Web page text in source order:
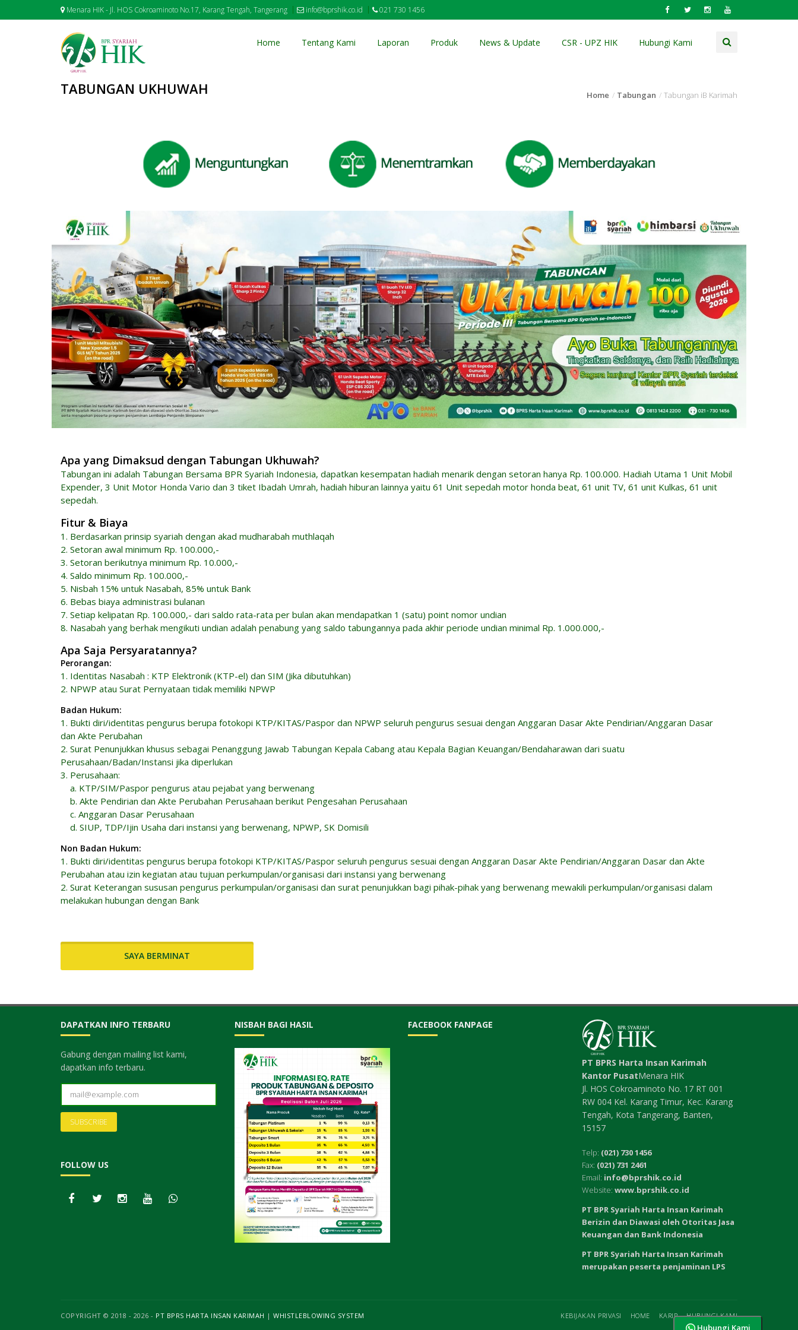
Menara HIK - Jl. HOS Cokroaminoto No.17, Karang Tengah, Tangerang info@bprshik.co.id 021 730 1456
Home Tentang Kami Laporan Produk News & Update CSR - UPZ HIK Hubungi Kami
TABUNGAN UKHUWAH Home Tabungan Tabungan iB Karimah
Apa yang Dimaksud dengan Tabungan Ukhuwah?
Tabungan ini adalah Tabungan Bersama BPR Syariah Indonesia, dapatkan kesempatan hadiah menarik dengan setoran hanya Rp. 100.000. Hadiah Utama 1 Unit Mobil
Expender, 3 Unit Motor Honda Vario dan 3 tiket Ibadah Umrah, hadiah hiburan lainnya yaitu 61 Unit sepedah motor honda beat, 61 unit TV, 61 unit Kulkas, 61 unit
sepedah.
Fitur & Biaya
1. Berdasarkan prinsip syariah dengan akad mudharabah muthlaqah
2. Setoran awal minimum Rp. 100.000,-
3. Setoran berikutnya minimum Rp. 10.000,-
4. Saldo minimum Rp. 100.000,-
5. Nisbah 15% untuk Nasabah, 85% untuk Bank
6. Bebas biaya administrasi bulanan
7. Setiap kelipatan Rp. 100.000,- dari saldo rata-rata per bulan akan mendapatkan 1 (satu) point nomor undian
8. Nasabah yang berhak mengikuti undian adalah penabung yang saldo tabungannya pada akhir periode undian minimal Rp. 1.000.000,-
Apa Saja Persyaratannya?
Perorangan:
1. Identitas Nasabah : KTP Elektronik (KTP-el) dan SIM (Jika dibutuhkan)
2. NPWP atau Surat Pernyataan tidak memiliki NPWP
Badan Hukum:
1. Bukti diri/identitas pengurus berupa fotokopi KTP/KITAS/Paspor dan NPWP seluruh pengurus sesuai dengan Anggaran Dasar Akte Pendirian/Anggaran Dasar
dan Akte Perubahan
2. Surat Penunjukkan khusus sebagai Penanggung Jawab Tabungan Kepala Cabang atau Kepala Bagian Keuangan/Bendaharawan dari suatu
Perusahaan/Badan/Instansi jika diperlukan
3. Perusahaan:
a. KTP/SIM/Paspor pengurus atau pejabat yang berwenang
b. Akte Pendirian dan Akte Perubahan Perusahaan berikut Pengesahan Perusahaan
c. Anggaran Dasar Perusahaan
d. SIUP, TDP/Ijin Usaha dari instansi yang berwenang, NPWP, SK Domisili
Non Badan Hukum:
1. Bukti diri/identitas pengurus berupa fotokopi KTP/KITAS/Paspor seluruh pengurus sesuai dengan Anggaran Dasar Akte Pendirian/Anggaran Dasar dan Akte
Perubahan atau izin kegiatan atau tujuan perkumpulan/organisasi dari instansi yang berwenang
2. Surat Keterangan sususan pengurus perkumpulan/organisasi dan surat penunjukkan bagi pihak-pihak yang berwenang mewakili perkumpulan/organisasi dalam
melakukan hubungan dengan Bank
SAYA BERMINAT
DAPATKAN INFO TERBARU
Gabung dengan mailing list kami,
dapatkan info terbaru.
FOLLOW US
NISBAH BAGI HASIL FACEBOOK FANPAGE
PT BPRS Harta Insan Karimah
Kantor PusatMenara HIK
Jl. HOS Cokroaminoto No. 17 RT 001
RW 004 Kel. Karang Timur, Kec. Karang
Tengah, Kota Tangerang, Banten,
15157
Telp: (021) 730 1456
Fax: (021) 731 2461
Email: info@bprshik.co.id
Website: www.bprshik.co.id
PT BPR Syariah Harta Insan Karimah
Berizin dan Diawasi oleh Otoritas Jasa
Keuangan dan Bank Indonesia
PT BPR Syariah Harta Insan Karimah
merupakan peserta penjaminan LPS
COPYRIGHT © 2018 - 2026 - PT BPRS HARTA INSAN KARIMAH | WHISTLEBLOWING SYSTEM KEBIJAKAN PRIVASI HOME KARIR HUBUNGI KAMI
Hubungi Kami